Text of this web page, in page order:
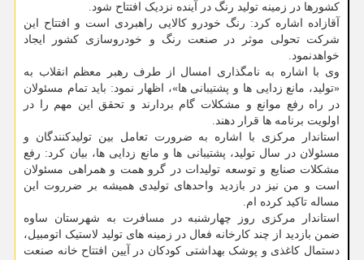
کشورها در زمینه تولید رنگ در آینده نزدیک افتتاح شود.
آقازاده اشاره کرد: رنگ خودرو کالایی راهبردی است و افتتاح این
شرکت تحولی موثر در صنعت رنگ و خودروسازی کشور ایجاد
خواهدنمود.
وی با اشاره به نامگذاری امسال از طرف رهبر معظم انقلاب به
«تولید، مانع زدایی ها و پشتیبانی ها»، اظهار نمود: باید تمام مسئولان
در راه رفع موانع و مشکلات گام بردارند و تحقق این مهم را در
اولویت برنامه ها قرار دهند.
استاندار مرکزی با اشاره به ضرورت تعامل بین تولیدکنندگان و
مسئولان در سال تولید، پشتیبانی ها و مانع زدایی ها، بیان کرد: رفع
مشکلات صنایع و توسعه تولیدات در گرو همت و همراهی مسئولان
است و من نیز در بازدید واحدهای تولیدی همیشه بر ضرروت این
مساله تاکید کرده ام.
استاندار مرکزی روز چهارشنبه در مسافرت به شهرستان ساوه
ضمن بازدید از چند کارخانه فعال در زمینه های تولید لاستیک اتومبیل،
دستمال کاغذی و پوشک بهداشتی کودکان در آیین افتتاح خانه صنعت